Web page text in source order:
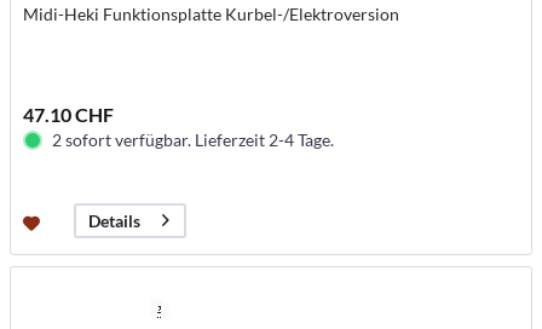
Midi-Heki Funktionsplatte Kurbel-/Elektroversion
47.10 CHF
2 sofort verfügbar. Lieferzeit 2-4 Tage.
Details